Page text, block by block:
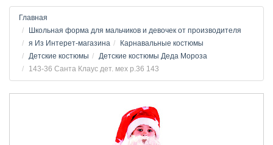
Главная
Школьная форма для мальчиков и девочек от производителя
я Из Интерет-магазина
Карнавальные костюмы
Детские костюмы
Детские костюмы Деда Мороза
143-36 Санта Клаус дет. мех р.36 143